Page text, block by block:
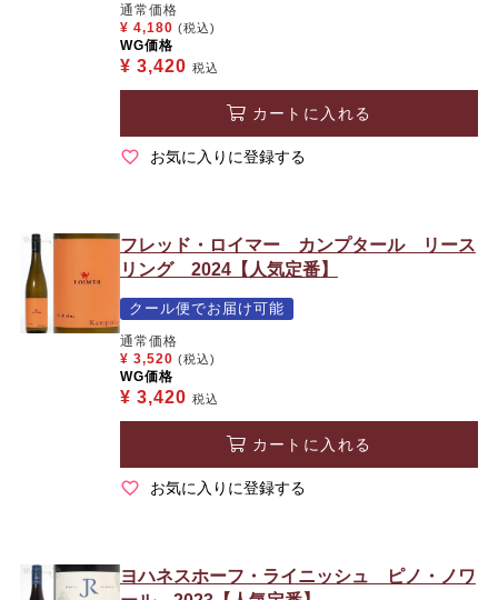
通常価格
¥ 4,180 (税込)
WG価格
¥ 3,420 税込
カートに入れる
お気に入りに登録する
フレッド・ロイマー カンプタール リース
リング 2024【人気定番】
クール便でお届け可能
通常価格
¥ 3,520 (税込)
WG価格
¥ 3,420 税込
カートに入れる
お気に入りに登録する
ヨハネスホーフ・ライニッシュ ピノ・ノワ